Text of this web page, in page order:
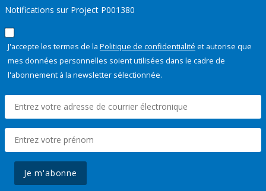
Notifications sur Project P001380
J'accepte les termes de la Politique de confidentialité et autorise que
mes données personnelles soient utilisées dans le cadre de
l'abonnement à la newsletter sélectionnée.
Je m'abonne